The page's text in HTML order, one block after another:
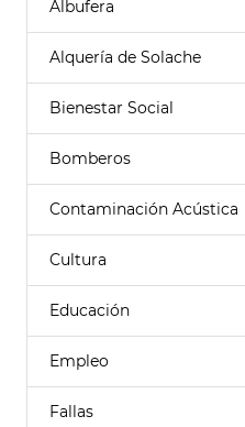
Albufera
Alquería de Solache
Bienestar Social
Bomberos
Contaminación Acústica
Cultura
Educación
Empleo
Fallas